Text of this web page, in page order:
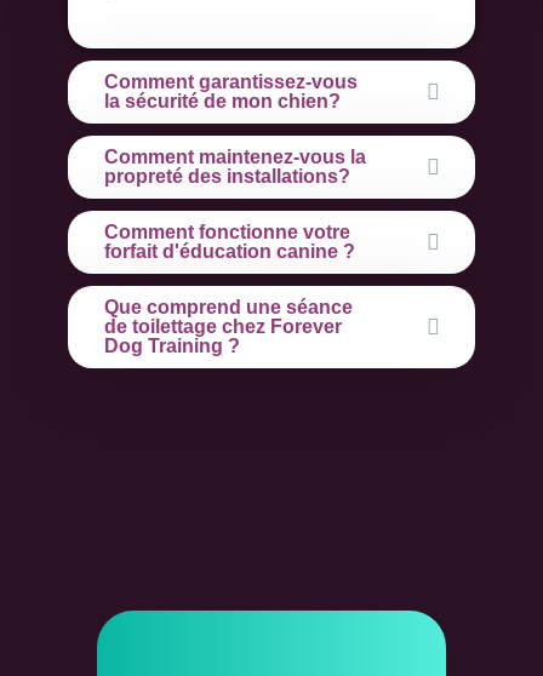
Comment garantissez-vous
la sécurité de mon chien?
Comment maintenez-vous la
propreté des installations?
Comment fonctionne votre
forfait d'éducation canine ?
Que comprend une séance
de toilettage chez Forever
Dog Training ?